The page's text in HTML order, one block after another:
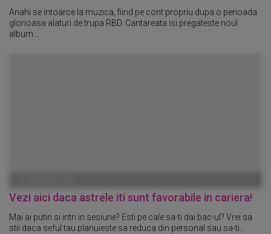
Anahi se intoarce la muzica, fiind pe cont propriu dupa o perioada
glorioasa alaturi de trupa RBD. Cantareata isi pregateste noul
album...
Vezi aici daca astrele iti sunt favorabile in cariera!
Mai ai putin si intri in sesiune? Esti pe cale sa-ti dai bac-ul? Vrei sa
stii daca seful tau planuieste sa reduca din personal sau sa-ti...